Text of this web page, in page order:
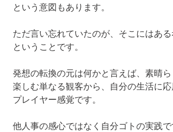
という意図もあります。
ただ言い忘れていたのが、そこにはある
ということです。
発想の転換の元は何かと言えば、素晴
楽しむ単なる観客から、自分の生活に応
プレイヤー感覚です。
他人事の感心ではなく自分ゴトの実践で